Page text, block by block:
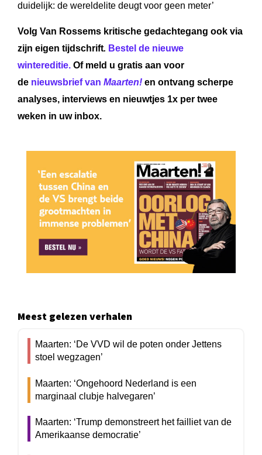
duidelijk: de wereldelite deugt voor geen meter’
Volg Van Rossems kritische gedachtegang ook via
zijn eigen tijdschrift. Bestel de nieuwe
wintereditie. Of meld u gratis aan voor
de nieuwsbrief van Maarten! en ontvang scherpe
analyses, interviews en nieuwtjes 1x per twee
weken in uw inbox.
Meest gelezen verhalen
Maarten: ‘De VVD wil de poten onder Jettens
stoel wegzagen’
Maarten: ‘Ongehoord Nederland is een
marginaal clubje halvegaren’
Maarten: ‘Trump demonstreert het failliet van de
Amerikaanse democratie’